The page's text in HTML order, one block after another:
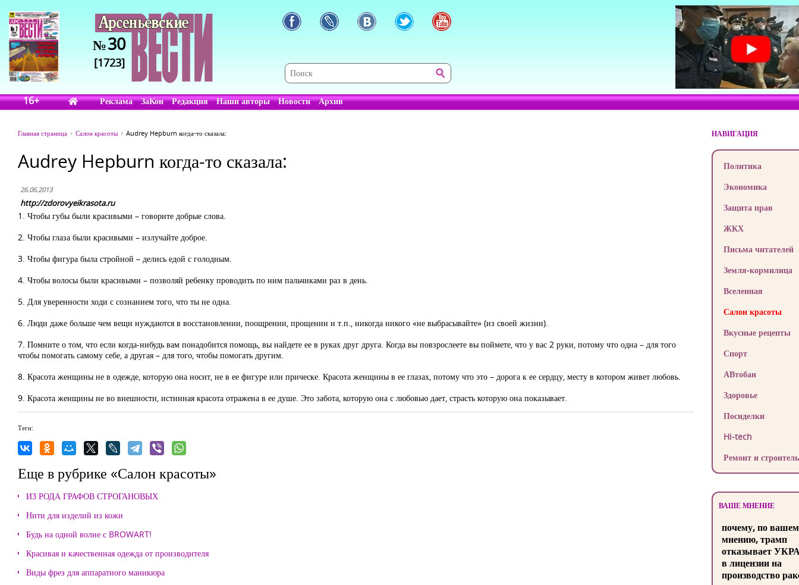
№30
[1723]
16+ Реклама ЗаКон Редакция Наши авторы Новости Архив
Главная страница Салон красоты Audrey Hepburn когда-то сказала:
Audrey Hepburn когда-то сказала:
26.06.2013
http://zdorovyeikrasota.ru
1. Чтобы губы были красивыми – говорите добрые слова.
2. Чтобы глаза были красивыми – излучайте доброе.
3. Чтобы фигура была стройной – делись едой с голодным.
4. Чтобы волосы были красивыми – позволяй ребенку проводить по ним пальчиками раз в день.
5. Для уверенности ходи с сознанием того, что ты не одна.
6. Люди даже больше чем вещи нуждаются в восстановлении, поощрении, прощении и т.п., никогда никого «не выбрасывайте» (из своей жизни).
7. Помните о том, что если когда-нибудь вам понадобится помощь, вы найдете ее в руках друг друга. Когда вы повзрослеете вы поймете, что у вас 2 руки, потому что одна – для того
чтобы помогать самому себе, а другая – для того, чтобы помогать другим.
8. Красота женщины не в одежде, которую она носит, не в ее фигуре или прическе. Красота женщины в ее глазах, потому что это – дорога к ее сердцу, месту в котором живет любовь.
9. Красота женщины не во внешности, истинная красота отражена в ее душе. Это забота, которую она с любовью дает, страсть которую она показывает.
Теги:
Еще в рубрике «Салон красоты»
ИЗ РОДА ГРАФОВ СТРОГАНОВЫХ
Нити для изделий из кожи
Будь на одной волне с BROWART!
Красивая и качественная одежда от производителя
Виды фрез для аппаратного маникюра
НАВИГАЦИЯ
Политика
Экономика
Защита прав
ЖКХ
Письма читателей
Земля-кормилица
Вселенная
Салон красоты
Вкусные рецепты
Спорт
АВтобан
Здоровье
Посиделки
Hi-tech
Ремонт и
ВАШЕ МНЕНИЕ
почему, по
мнению, трамп
отказывает
в лицензии на
производство